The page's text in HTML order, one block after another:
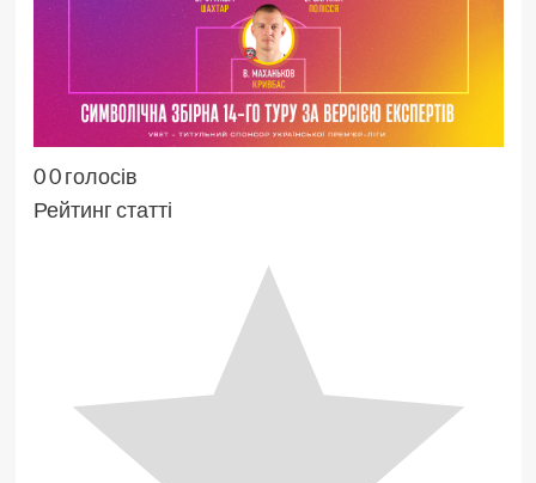
00 голосів
Рейтинг статті